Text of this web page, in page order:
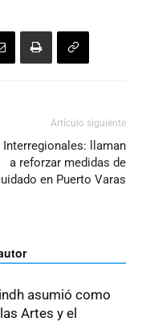
Artículo siguiente
llaman
a reforzar medidas de
en Puerto Varas
asumió como
Artes y el